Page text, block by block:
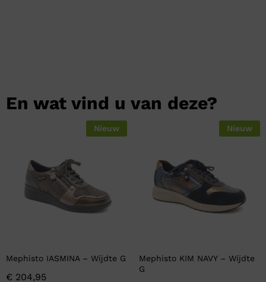
En wat vind u van deze?
Nieuw
Mephisto IASMINA – Wijdte G
€ 204,95
Nieuw
Mephisto KIM NAVY – Wijdte
G